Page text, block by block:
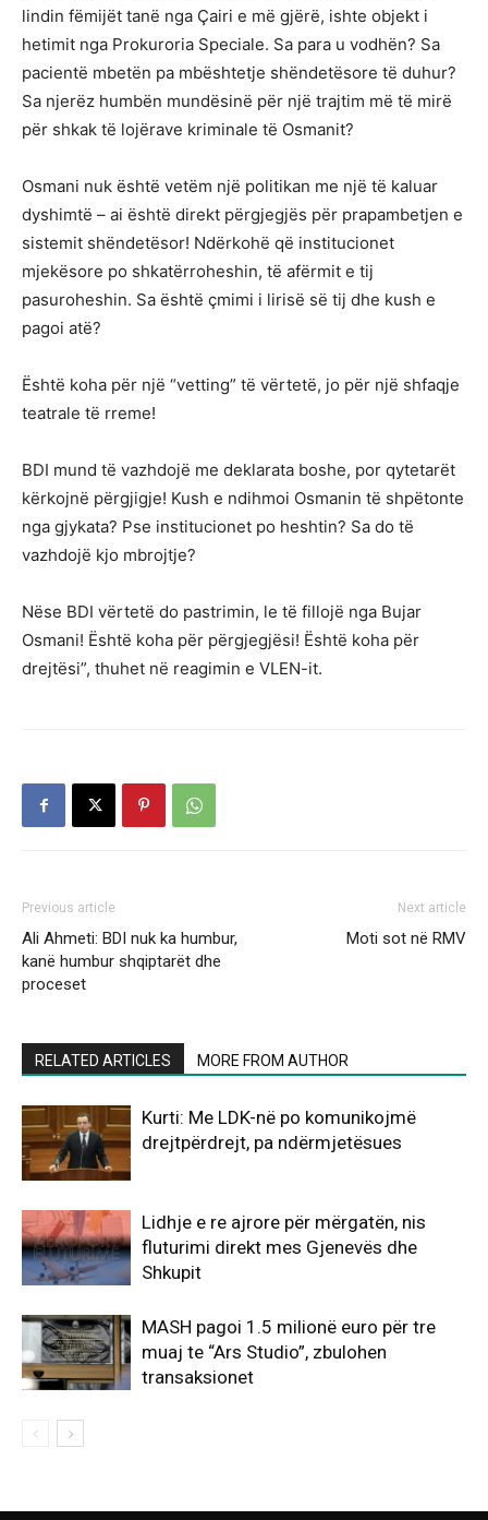
lindin fëmijët tanë nga Çairi e më gjërë, ishte objekt i
hetimit nga Prokuroria Speciale. Sa para u vodhën? Sa
pacientë mbetën pa mbështetje shëndetësore të duhur?
Sa njerëz humbën mundësinë për një trajtim më të mirë
për shkak të lojërave kriminale të Osmanit?
Osmani nuk është vetëm një politikan me një të kaluar
dyshimtë – ai është direkt përgjegjës për prapambetjen e
sistemit shëndetësor! Ndërkohë që institucionet
mjekësore po shkatërroheshin, të afërmit e tij
pasuroheshin. Sa është çmimi i lirisë së tij dhe kush e
pagoi atë?
Është koha për një “vetting” të vërtetë, jo për një shfaqje
teatrale të rreme!
BDI mund të vazhdojë me deklarata boshe, por qytetarët
kërkojnë përgjigje! Kush e ndihmoi Osmanin të shpëtonte
nga gjykata? Pse institucionet po heshtin? Sa do të
vazhdojë kjo mbrojtje?
Nëse BDI vërtetë do pastrimin, le të fillojë nga Bujar
Osmani! Është koha për përgjegjësi! Është koha për
drejtësi”, thuhet në reagimin e VLEN-it.
Previous article
Ali Ahmeti: BDI nuk ka humbur,
kanë humbur shqiptarët dhe
proceset
Next article
Moti sot në RMV
RELATED ARTICLES MORE FROM AUTHOR
Kurti: Me LDK-në po komunikojmë
drejtpërdrejt, pa ndërmjetësues
Lidhje e re ajrore për mërgatën, nis
fluturimi direkt mes Gjenevës dhe
Shkupit
MASH pagoi 1.5 milionë euro për tre
muaj te “Ars Studio”, zbulohen
transaksionet